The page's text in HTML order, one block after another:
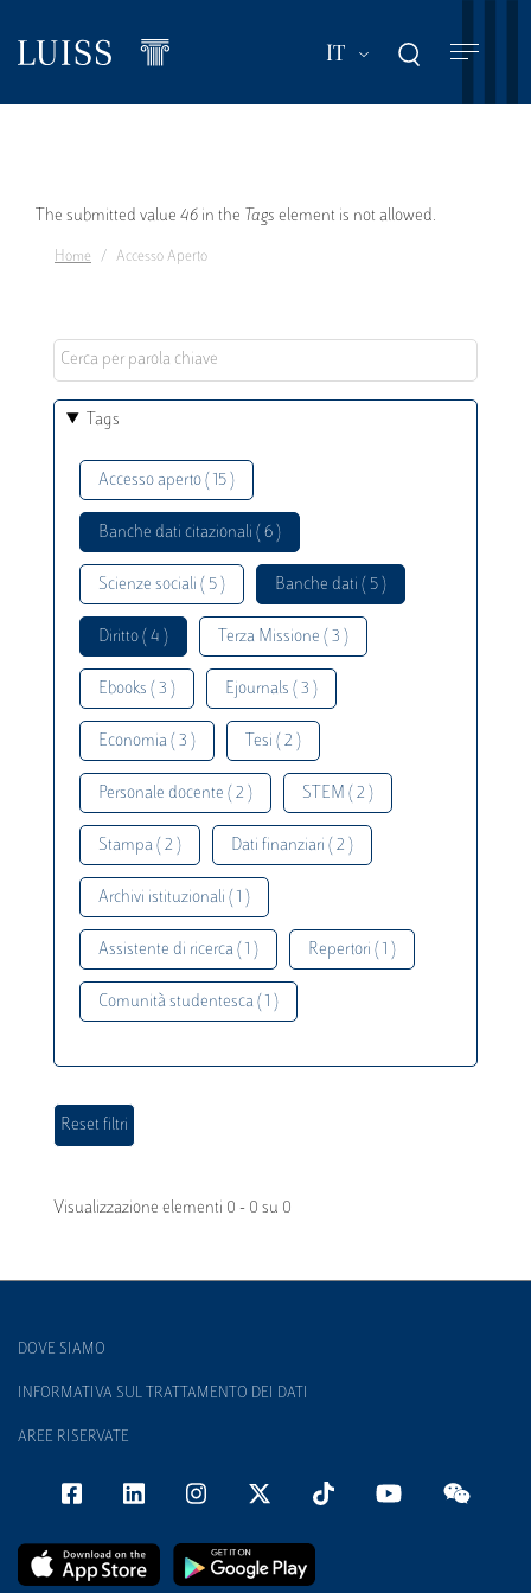
contenuto
IT Mostra ulteriori
Messaggio
di
The submitted value 46 in the Tags element is not allowed.
Home Accesso Aperto
Tags
Accesso aperto ( 15 )
Banche dati citazionali ( 6 )
Scienze sociali ( 5 ) Banche dati ( 5 )
Diritto ( 4 ) Terza Missione ( 3 )
Ebooks ( 3 ) Ejournals ( 3 )
Economia ( 3 ) Tesi ( 2 )
Personale docente ( 2 ) STEM ( 2 )
Stampa ( 2 ) Dati finanziari ( 2 )
Archivi istituzionali ( 1 )
Assistente di ricerca ( 1 ) Repertori ( 1 )
Comunità studentesca ( 1 )
Visualizzazione elementi 0 - 0 su 0
DOVE SIAMO
INFORMATIVA SUL TRATTAMENTO DEI DATI
AREE RISERVATE